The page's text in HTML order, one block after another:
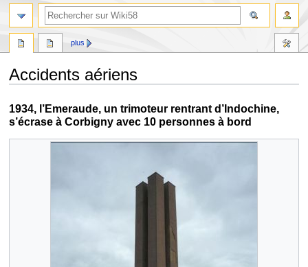
Accidents aériens
à
la
navigation
à
la
recherche
1934, l’Emeraude, un trimoteur rentrant d’Indochine,
s’écrase à Corbigny avec 10 personnes à bord
plus